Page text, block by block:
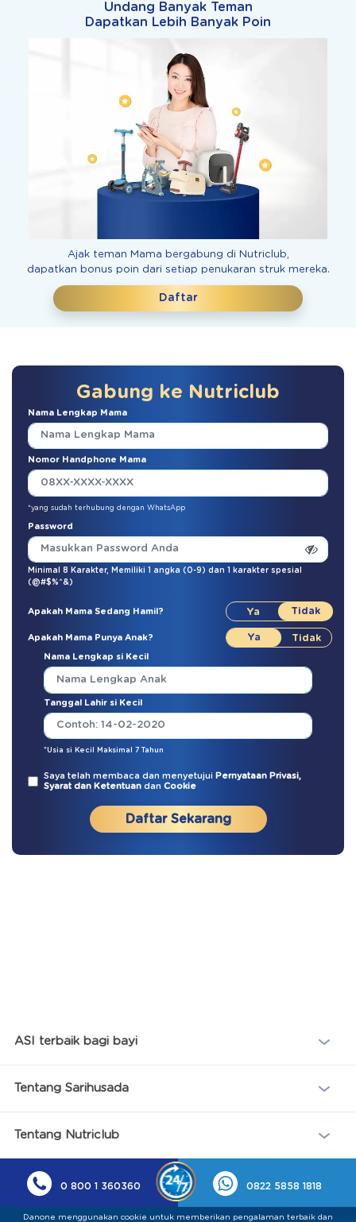
Undang Banyak Teman
Dapatkan Lebih Banyak Poin
Ajak teman Mama bergabung di Nutriclub,
dapatkan bonus poin dari setiap penukaran struk mereka.
Daftar
Gabung ke Nutriclub
Nama Lengkap Mama
Nomor Handphone Mama
*yang sudah terhubung dengan WhatsApp
Password
Minimal 8 Karakter, Memiliki 1 angka (0-9) dan 1 karakter spesial
(@#$%^&)
Apakah Mama Sedang Hamil?
Apakah Mama Punya Anak?
Nama Lengkap si Kecil
Tanggal Lahir si Kecil
*Usia si Kecil Maksimal 7 Tahun
Saya telah membaca dan menyetujui Pernyataan Privasi,
Syarat dan Ketentuan dan Cookie
Daftar Sekarang
ASI terbaik bagi bayi
Tentang Sarihusada
Tentang Nutriclub
0 800 1 360360 0822 5858 1818
Danone menggunakan cookie untuk memberikan pengalaman terbaik dan